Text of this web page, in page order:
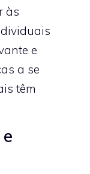
às
e
a se
têm